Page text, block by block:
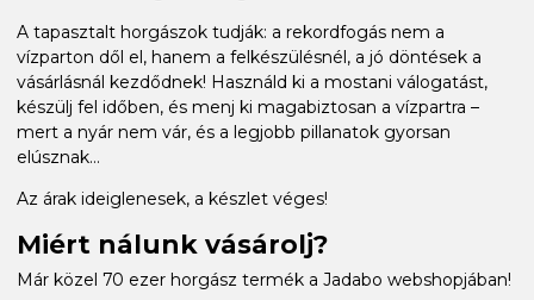
A tapasztalt horgászok tudják: a rekordfogás nem a
vízparton dől el, hanem a felkészülésnél, a jó döntések a
vásárlásnál kezdődnek! Használd ki a mostani válogatást,
készülj fel időben, és menj ki magabiztosan a vízpartra –
mert a nyár nem vár, és a legjobb pillanatok gyorsan
elúsznak...
Az árak ideiglenesek, a készlet véges!
Miért nálunk vásárolj?
Már közel 70 ezer horgász termék a Jadabo webshopjában!